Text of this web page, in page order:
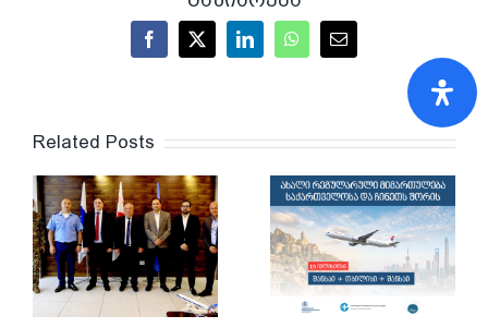
Facebook
X LinkedInWhatsApp
Email
Related Posts